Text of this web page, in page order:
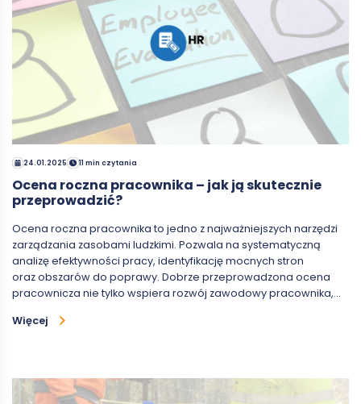
24.01.2025 11 min czytania
Ocena roczna pracownika – jak ją skutecznie
przeprowadzić?
Ocena roczna pracownika to jedno z najważniejszych narzędzi
zarządzania zasobami ludzkimi. Pozwala na systematyczną
analizę efektywności pracy, identyfikację mocnych stron
oraz obszarów do poprawy. Dobrze przeprowadzona ocena
pracownicza nie tylko wspiera rozwój zawodowy pracownika,…
Więcej